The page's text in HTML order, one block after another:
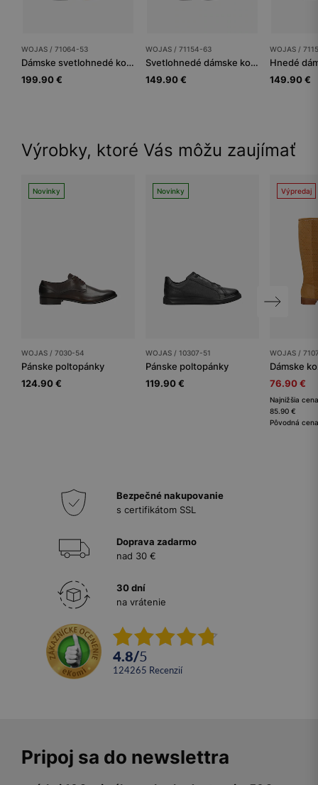
WOJAS / 71064-53
Dámske svetlohnedé kožené čižmy typu jazdecké
199.90 €
WOJAS / 71154-63
Svetlohnedé dámske kovbojky – vsúvacie
149.90 €
WOJAS /
149.90 €
Výrobky, ktoré Vás môžu zaujímať
Novinky
WOJAS / 7030-54
Pánske poltopánky
124.90 €
Novinky
WOJAS / 10307-51
Pánske poltopánky
119.90 €
Výpredaj
WOJAS /
Dámske
76.90 €
Najnižšia
85.90 €
Pôvodná
Bezpečné nakupovanie
s certifikátom SSL
Doprava zadarmo
nad 30 €
30 dní
na vrátenie
4.8/5
124265 recenzií
Pripoj sa do newslettra